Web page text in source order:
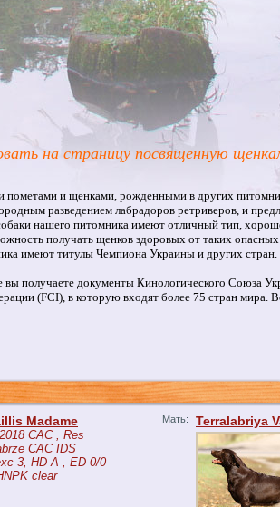
на страницу посвященную
пометами и щенками, рожденными в других
разведением лабрадоров ретриверов, и
нашего питомника имеют отличный тип,
получать щенков здоровых от таких
имеют титулы Чемпиона Украины и других стран.
получаете документы Кинологического Союза
(FCI), в которую входят более 75 стран мира.
Madame
CAC , Res
CAC IDS
3, HD A , ED 0/0
clear
Мать: Terralabriya